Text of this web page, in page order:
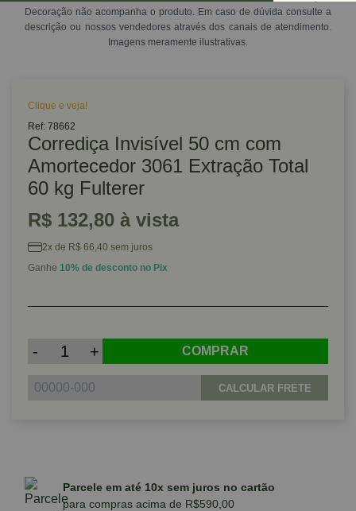
Decoração não acompanha o produto. Em caso de dúvida consulte a
descrição ou nossos vendedores através dos canais de atendimento.
Imagens meramente ilustrativas.
Clique e veja!
Ref: 78662
Corrediça Invisível 50 cm com
Amortecedor 3061 Extração Total
60 kg Fulterer
R$ 132,80 à vista
2x de R$ 66,40 sem juros
Ganhe 10% de desconto no Pix
- + COMPRAR
CALCULAR FRETE
Parcele em até 10x sem juros no cartão
para compras acima de R$590,00